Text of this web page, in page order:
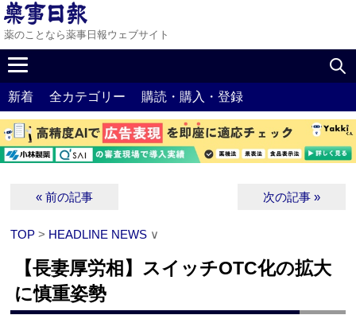
薬のことなら薬事日報ウェブサイト
新着 全カテゴリー 購読・購入・登録
« 前の記事 次の記事 »
TOP > HEADLINE NEWS ∨
【長妻厚労相】スイッチOTC化の拡大
に慎重姿勢